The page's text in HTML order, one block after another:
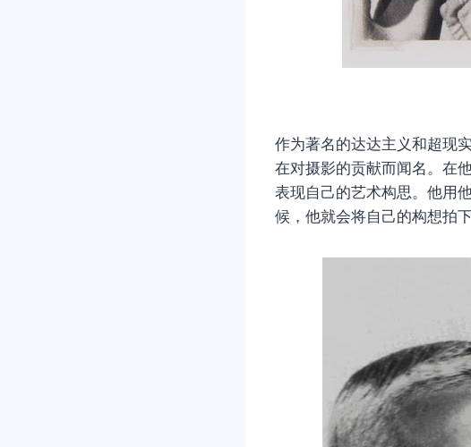
作为著名的达达主义和超现
在对摄影的贡献而闻名。在
表现自己的艺术构思。他用
候，他就会将自己的构想拍下